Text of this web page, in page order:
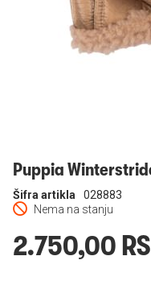
Puppia
Nema na stanju
Šifra artikla 028883
2.750,00